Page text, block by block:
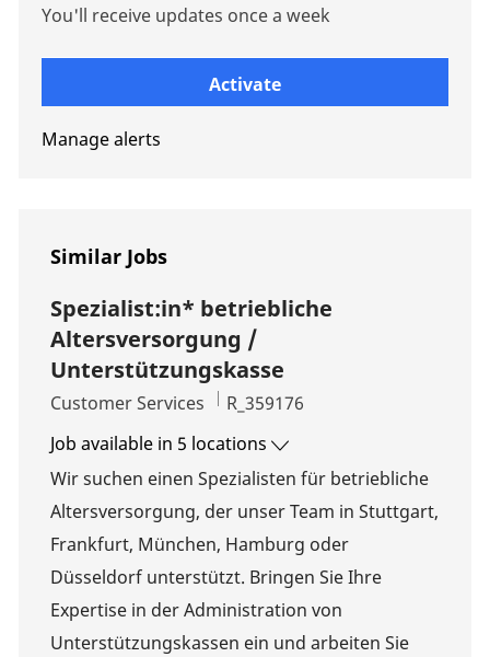
You'll receive updates once a week
Activate
Manage alerts
Similar Jobs
Spezialist:in* betriebliche
Altersversorgung /
Unterstützungskasse
Category
Customer Services Job Id
R_359176
Job available in 5 locations
Wir suchen einen Spezialisten für betriebliche
Altersversorgung, der unser Team in Stuttgart,
Frankfurt, München, Hamburg oder
Düsseldorf unterstützt. Bringen Sie Ihre
Expertise in der Administration von
Unterstützungskassen ein und arbeiten Sie